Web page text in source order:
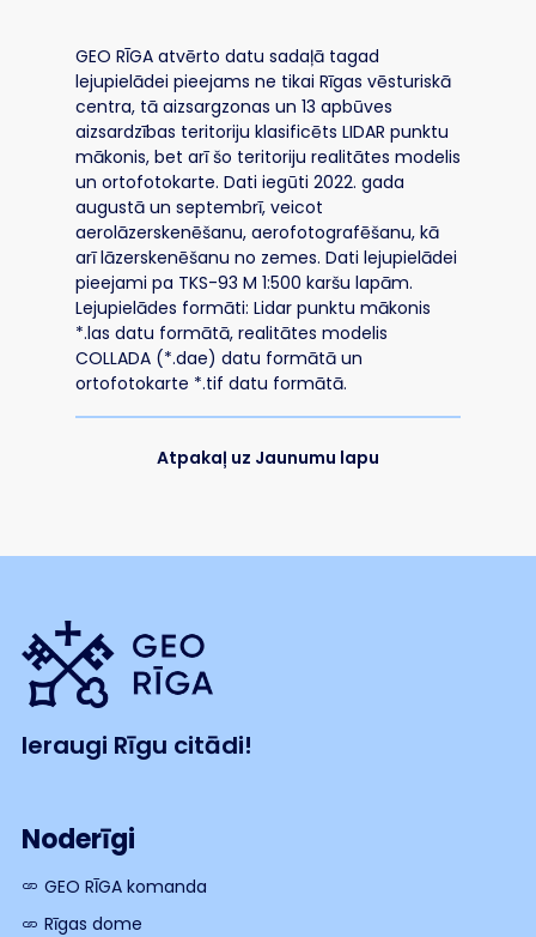
GEO RĪGA atvērto datu sadaļā tagad
lejupielādei pieejams ne tikai Rīgas vēsturiskā
centra, tā aizsargzonas un 13 apbūves
aizsardzības teritoriju klasificēts LIDAR punktu
mākonis, bet arī šo teritoriju realitātes modelis
un ortofotokarte. Dati iegūti 2022. gada
augustā un septembrī, veicot
aerolāzerskenēšanu, aerofotografēšanu, kā
arī lāzerskenēšanu no zemes. Dati lejupielādei
pieejami pa TKS-93 M 1:500 karšu lapām.
Lejupielādes formāti: Lidar punktu mākonis
*.las datu formātā, realitātes modelis
COLLADA (*.dae) datu formātā un
ortofotokarte *.tif datu formātā.
Atpakaļ uz Jaunumu lapu
Ieraugi Rīgu citādi!
Noderīgi
GEO RĪGA komanda
Rīgas dome